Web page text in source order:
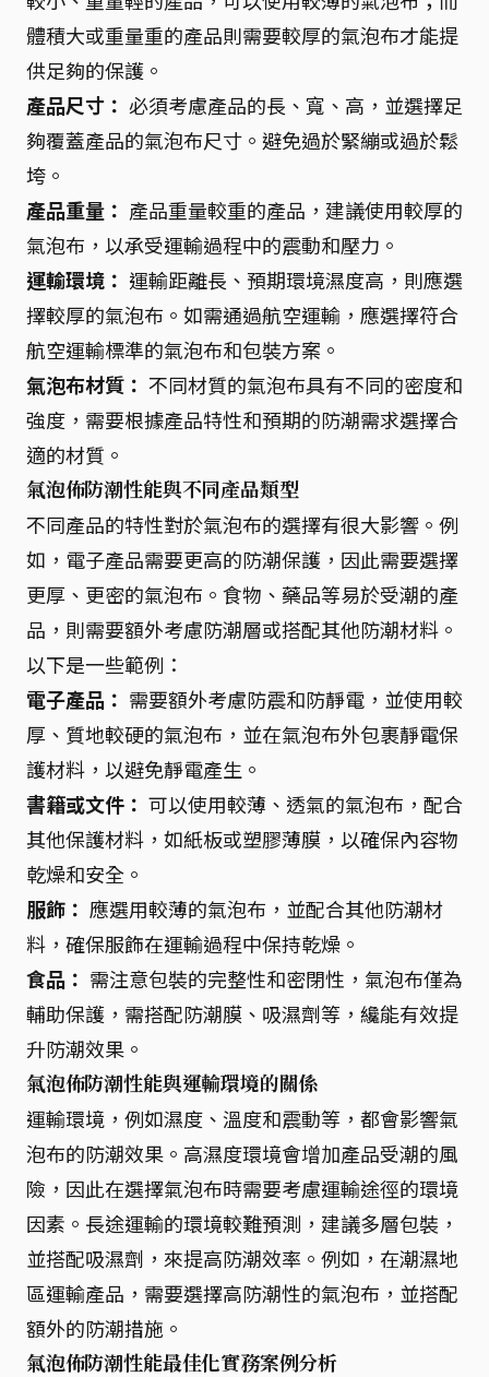
體積大或重量重的產品則需要較厚的氣泡布才能提
供足夠的保護。
產品尺寸： 必須考慮產品的長、寬、高，並選擇足
夠覆蓋產品的氣泡布尺寸。避免過於緊繃或過於鬆
垮。
產品重量： 產品重量較重的產品，建議使用較厚的
氣泡布，以承受運輸過程中的震動和壓力。
運輸環境： 運輸距離長、預期環境濕度高，則應選
擇較厚的氣泡布。如需通過航空運輸，應選擇符合
航空運輸標準的氣泡布和包裝方案。
氣泡布材質： 不同材質的氣泡布具有不同的密度和
強度，需要根據產品特性和預期的防潮需求選擇合
適的材質。
氣泡佈防潮性能與不同產品類型
不同產品的特性對於氣泡布的選擇有很大影響。例
如，電子產品需要更高的防潮保護，因此需要選擇
更厚、更密的氣泡布。食物、藥品等易於受潮的產
品，則需要額外考慮防潮層或搭配其他防潮材料。
以下是一些範例：
電子產品： 需要額外考慮防震和防靜電，並使用較
厚、質地較硬的氣泡布，並在氣泡布外包裹靜電保
護材料，以避免靜電產生。
書籍或文件： 可以使用較薄、透氣的氣泡布，配合
其他保護材料，如紙板或塑膠薄膜，以確保內容物
乾燥和安全。
服飾： 應選用較薄的氣泡布，並配合其他防潮材
料，確保服飾在運輸過程中保持乾燥。
食品： 需注意包裝的完整性和密閉性，氣泡布僅為
輔助保護，需搭配防潮膜、吸濕劑等，纔能有效提
升防潮效果。
氣泡佈防潮性能與運輸環境的關係
運輸環境，例如濕度、溫度和震動等，都會影響氣
泡布的防潮效果。高濕度環境會增加產品受潮的風
險，因此在選擇氣泡布時需要考慮運輸途徑的環境
因素。長途運輸的環境較難預測，建議多層包裝，
並搭配吸濕劑，來提高防潮效率。例如，在潮濕地
區運輸產品，需要選擇高防潮性的氣泡布，並搭配
額外的防潮措施。
氣泡佈防潮性能最佳化實務案例分析